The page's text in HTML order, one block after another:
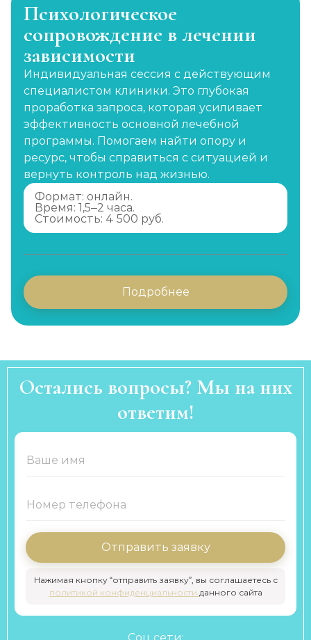
Психологическое
сопровождение в лечении
зависимости
Индивидуальная сессия с действующим
специалистом клиники. Это глубокая
проработка запроса, которая усиливает
эффективность основной лечебной
программы. Помогаем найти опору и
ресурс, чтобы справиться с ситуацией и
вернуть контроль над жизнью.
Формат: онлайн.
Время: 1,5–2 часа.
Стоимость: 4 500 руб.
Подробнее
Остались вопросы? Мы на них
ответим!
Отправить заявку
Нажимая кнопку “отправить заявку”, вы соглашаетесь с
политикой конфиденциальности данного сайта